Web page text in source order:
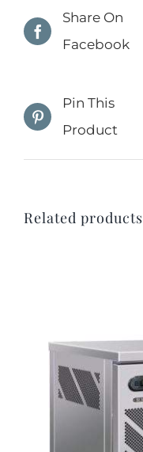
Share On
Facebook
Pin This
Product
Related products